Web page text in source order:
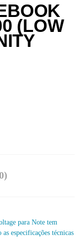
(LOW
para Note tem
as especificações técnicas